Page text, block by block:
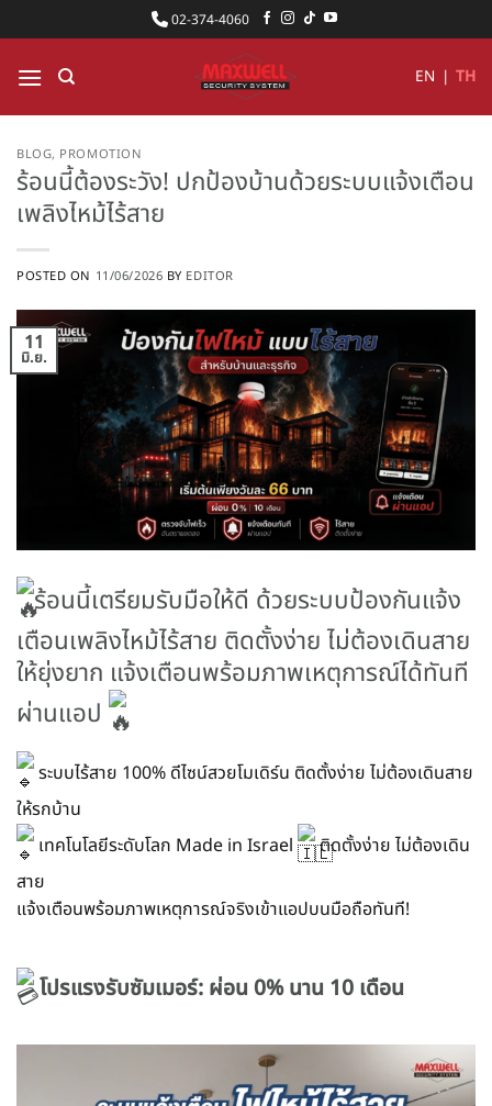
ไป
ยัง
เนื้อหา
02-374-4060
EN | TH
BLOG, PROMOTION
ร้อนนี้ต้องระวัง! ปกป้องบ้านด้วยระบบแจ้งเตือน
เพลิงไหม้ไร้สาย
POSTED ON 11/06/2026 BY EDITOR
11
มิ.ย.
ร้อนนี้เตรียมรับมือให้ดี ด้วยระบบป้องกันแจ้ง
เตือนเพลิงไหม้ไร้สาย ติดตั้งง่าย ไม่ต้องเดินสาย
ให้ยุ่งยาก แจ้งเตือนพร้อมภาพเหตุการณ์ได้ทันที
ผ่านแอป
ระบบไร้สาย 100% ดีไซน์สวยโมเดิร์น ติดตั้งง่าย ไม่ต้องเดินสาย
ให้รกบ้าน
เทคโนโลยีระดับโลก Made in Israel
ติดตั้งง่าย ไม่ต้องเดิน
สาย
แจ้งเตือนพร้อมภาพเหตุการณ์จริงเข้าแอปบนมือถือทันที!
โปรแรงรับซัมเมอร์: ผ่อน 0% นาน 10 เดือน